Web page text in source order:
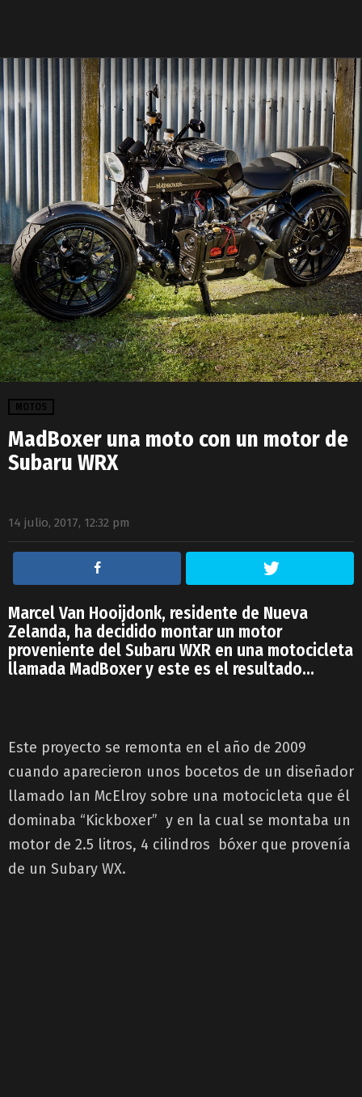
MOTOS
MadBoxer una moto con un motor de
Subaru WRX
14 julio, 2017, 12:32 pm
Marcel Van Hooijdonk, residente de Nueva
Zelanda, ha decidido montar un motor
proveniente del Subaru WXR en una motocicleta
llamada MadBoxer y este es el resultado…
Este proyecto se remonta en el año de 2009
cuando aparecieron unos bocetos de un diseñador
llamado Ian McElroy sobre una motocicleta que él
dominaba “Kickboxer” y en la cual se montaba un
motor de 2.5 litros, 4 cilindros bóxer que provenía
de un Subary WX.